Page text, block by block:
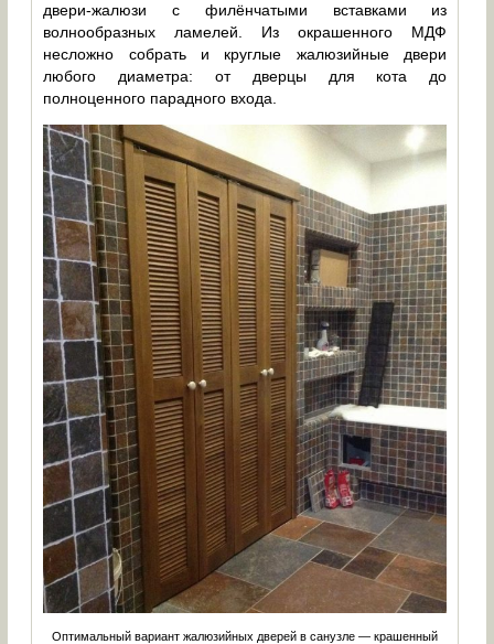
двери-жалюзи с филёнчатыми вставками из
волнообразных ламелей. Из окрашенного МДФ
несложно собрать и круглые жалюзийные двери
любого диаметра: от дверцы для кота до
полноценного парадного входа.
Оптимальный вариант жалюзийных дверей в санузле — крашенный